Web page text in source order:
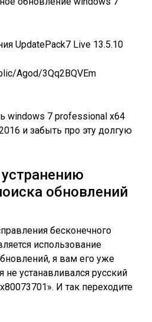
UpdatePack7 Live 13.5.10
Agod/3Qq2BQVEm
windows 7 professional x64
и забыть про эту долгую
обновлений
бесконечного
использование
я вам его уже
устанавливался русский
И так переходите